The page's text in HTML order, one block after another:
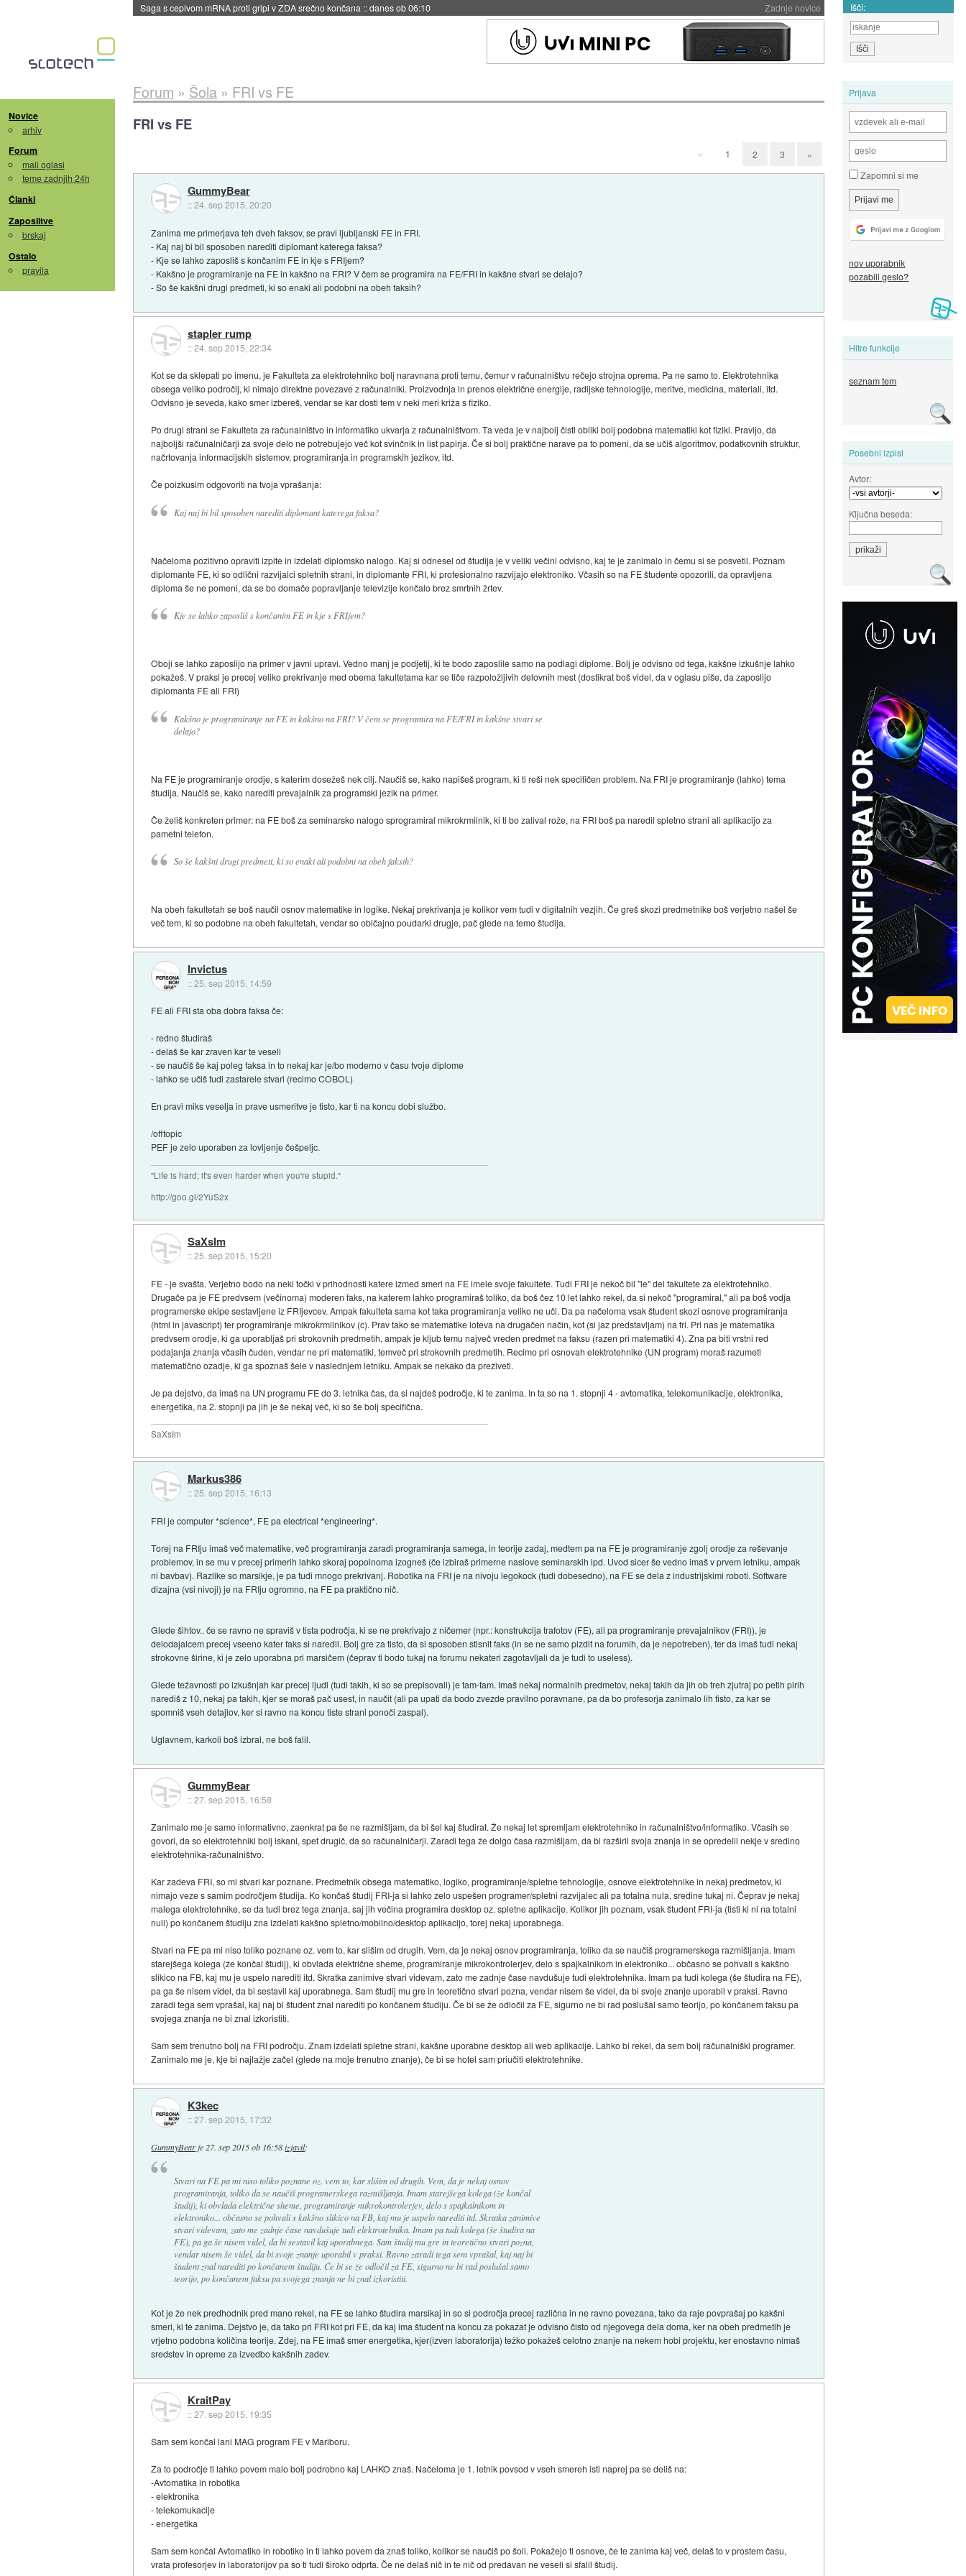
Zadnje novice
Saga s cepivom mRNA proti gripi v ZDA srečno končana ::danes ob 06:10 Išči:
Novice
arhiv
Forum
mali oglasi
teme zadnjih 24h
Članki
Zaposlitve
brskaj
Ostalo
pravila
Prijava
Zapomni si me
nov uporabnik
pozabili geslo?
Hitre funkcije
seznam tem
Posebni izpisi
Avtor:
Ključna beseda:
Forum » Šola» FRI vs FE
FRI vs FE
« 1 2 3 »
GummyBear
::24. sep 2015, 20:20
Zanima me primerjava teh dveh faksov, se pravi ljubljanski FE in FRI.
- Kaj naj bi bil sposoben narediti diplomant katerega faksa?
- Kje se lahko zaposliš s končanim FE in kje s FRIjem?
- Kakšno je programiranje na FE in kakšno na FRI? V čem se programira na FE/FRI in kakšne stvari se delajo?
- So še kakšni drugi predmeti, ki so enaki ali podobni na obeh faksih?
stapler rump
::24. sep 2015, 22:34
Kot se da sklepati po imenu, je Fakulteta za elektrotehniko bolj naravnana proti temu, čemur v računalništvu rečejo strojna oprema. Pa ne samo to. Elektrotehnika
obsega veliko področij, ki nimajo direktne povezave z računalniki. Proizvodnja in prenos električne energije, radijske tehnologije, meritve, medicina, materiali, itd.
Odvisno je seveda, kako smer izbereš, vendar se kar dosti tem v neki meri križa s fiziko.
Po drugi strani se Fakulteta za računalništvo in informatiko ukvarja z računalništvom. Ta veda je v najbolj čisti obliki bolj podobna matematiki kot fiziki. Pravijo, da
najboljši računalničarji za svoje delo ne potrebujejo več kot svinčnik in list papirja. Če si bolj praktične narave pa to pomeni, da se učiš algoritmov, podatkovnih struktur,
načrtovanja informacijskih sistemov, programiranja in programskih jezikov, itd.
Če poizkusim odgovoriti na tvoja vprašanja:
Kaj naj bi bil sposoben narediti diplomant katerega faksa?
Načeloma pozitivno opraviti izpite in izdelati diplomsko nalogo. Kaj si odnesel od študija je v veliki večini odvisno, kaj te je zanimalo in čemu si se posvetil. Poznam
diplomante FE, ki so odlični razvijalci spletnih strani, in diplomante FRI, ki profesionalno razvijajo elektroniko. Včasih so na FE študente opozorili, da opravljena
diploma še ne pomeni, da se bo domače popravljanje televizije končalo brez smrtnih žrtev.
Kje se lahko zaposliš s končanim FE in kje s FRIjem?
Oboji se lahko zaposlijo na primer v javni upravi. Vedno manj je podjetij, ki te bodo zaposlile samo na podlagi diplome. Bolj je odvisno od tega, kakšne izkušnje lahko
pokažeš. V praksi je precej veliko prekrivanje med obema fakultetama kar se tiče razpoložljivih delovnih mest (dostikrat boš videl, da v oglasu piše, da zaposlijo
diplomanta FE ali FRI)
Kakšno je programiranje na FE in kakšno na FRI? V čem se programira na FE/FRI in kakšne stvari se
delajo?
Na FE je programiranje orodje, s katerim dosežeš nek cilj. Naučiš se, kako napišeš program, ki ti reši nek specifičen problem. Na FRI je programiranje (lahko) tema
študija. Naučiš se, kako narediti prevajalnik za programski jezik na primer.
Če želiš konkreten primer: na FE boš za seminarsko nalogo sprogramiral mikrokrmilnik, ki ti bo zalival rože, na FRI boš pa naredil spletno strani ali aplikacijo za
pametni telefon.
So še kakšni drugi predmeti, ki so enaki ali podobni na obeh faksih?
Na obeh fakultetah se boš naučil osnov matematike in logike. Nekaj prekrivanja je kolikor vem tudi v digitalnih vezjih. Če greš skozi predmetnike boš verjetno našel še
več tem, ki so podobne na obeh fakultetah, vendar so običajno poudarki drugje, pač glede na temo študija.
Invictus
::25. sep 2015, 14:59
FE ali FRI sta oba dobra faksa če:
- redno študiraš
- delaš še kar zraven kar te veseli
- se naučiš še kaj poleg faksa in to nekaj kar je/bo moderno v času tvoje diplome
- lahko se učiš tudi zastarele stvari (recimo COBOL)
En pravi miks veselja in prave usmeritve je tisto, kar ti na koncu dobi službo.
/offtopic
PEF je zelo uporaben za lovljenje češpeljc.
"Life is hard; it's even harder when you're stupid."
http://goo.gl/2YuS2x
SaXsIm
::25. sep 2015, 15:20
FE - je svašta. Verjetno bodo na neki točki v prihodnosti katere izmed smeri na FE imele svoje fakultete. Tudi FRI je nekoč bil "le" del fakultete za elektrotehniko.
Drugače pa je FE predvsem (večinoma) moderen faks, na katerem lahko programiraš toliko, da boš čez 10 let lahko rekel, da si nekoč "programiral," ali pa boš vodja
programerske ekipe sestavljene iz FRIjevcev. Ampak fakulteta sama kot taka programiranja veliko ne uči. Da pa načeloma vsak študent skozi osnove programiranja
(html in javascript) ter programiranje mikrokrmilnikov (c). Prav tako se matematike loteva na drugačen način, kot (si jaz predstavljam) na fri. Pri nas je matematika
predvsem orodje, ki ga uporabljaš pri strokovnih predmetih, ampak je kljub temu največ vreden predmet na faksu (razen pri matematiki 4). Zna pa biti vrstni red
podajanja znanja včasih čuden, vendar ne pri matematiki, temveč pri strokovnih predmetih. Recimo pri osnovah elektrotehnike (UN program) moraš razumeti
matematično ozadje, ki ga spoznaš šele v naslednjem letniku. Ampak se nekako da preživeti.
Je pa dejstvo, da imaš na UN programu FE do 3. letnika čas, da si najdeš področje, ki te zanima. In ta so na 1. stopnji 4 - avtomatika, telekomunikacije, elektronika,
energetika, na 2. stopnji pa jih je še nekaj več, ki so še bolj specifična.
SaXsIm
Markus386
::25. sep 2015, 16:13
FRI je computer *science*, FE pa electrical *engineering*.
Torej na FRIju imaš več matematike, več programiranja zaradi programiranja samega, in teorije zadaj, medtem pa na FE je programiranje zgolj orodje za reševanje
problemov, in se mu v precej primerih lahko skoraj popolnoma izogneš (če izbiraš primerne naslove seminarskih ipd. Uvod sicer še vedno imaš v prvem letniku, ampak
ni bavbav). Razlike so marsikje, je pa tudi mnogo prekrivanj. Robotika na FRI je na nivoju legokock (tudi dobesedno), na FE se dela z industrijskimi roboti. Software
dizajna (vsi nivoji) je na FRIju ogromno, na FE pa praktično nič.
Glede šihtov.. če se ravno ne spraviš v tista področja, ki se ne prekrivajo z ničemer (npr.: konstrukcija trafotov (FE), ali pa programiranje prevajalnikov (FRI)), je
delodajalcem precej vseeno kater faks si naredil. Bolj gre za tisto, da si sposoben stisnit faks (in se ne samo pizdit na forumih, da je nepotreben), ter da imaš tudi nekaj
strokovne širine, ki je zelo uporabna pri marsičem (čeprav ti bodo tukaj na forumu nekateri zagotavljali da je tudi to useless).
Glede težavnosti po izkušnjah kar precej ljudi (tudi takih, ki so se prepisovali) je tam-tam. Imaš nekaj normalnih predmetov, nekaj takih da jih ob treh zjutraj po petih pirih
narediš z 10, nekaj pa takih, kjer se moraš pač usest, in naučit (ali pa upati da bodo zvezde pravilno poravnane, pa da bo profesorja zanimalo lih tisto, za kar se
spomniš vseh detajlov, ker si ravno na koncu tiste strani ponoči zaspal).
Uglavnem, karkoli boš izbral, ne boš falil.
GummyBear
::27. sep 2015, 16:58
Zanimalo me je samo informativno, zaenkrat pa še ne razmišljam, da bi šel kaj študirat. Že nekaj let spremljam elektrotehniko in računalništvo/informatiko. Včasih se
govori, da so elektrotehniki bolj iskani, spet drugič, da so računalničarji. Zaradi tega že dolgo časa razmišljam, da bi razširil svoja znanja in se opredelil nekje v sredino
elektrotehnika-računalništvo.
Kar zadeva FRI, so mi stvari kar poznane. Predmetnik obsega matematiko, logiko, programiranje/spletne tehnologije, osnove elektrotehnike in nekaj predmetov, ki
nimajo veze s samim področjem študija. Ko končaš študij FRI-ja si lahko zelo uspešen programer/spletni razvijalec ali pa totalna nula, sredine tukaj ni. Čeprav je nekaj
malega elektrotehnike, se da tudi brez tega znanja, saj jih večina programira desktop oz. spletne aplikacije. Kolikor jih poznam, vsak študent FRI-ja (tisti ki ni na totalni
nuli) po končanem študiju zna izdelati kakšno spletno/mobilno/desktop aplikacijo, torej nekaj uporabnega.
Stvari na FE pa mi niso toliko poznane oz. vem to, kar slišim od drugih. Vem, da je nekaj osnov programiranja, toliko da se naučiš programerskega razmišljanja. Imam
starejšega kolega (že končal študij), ki obvlada električne sheme, programiranje mikrokontrolerjev, delo s spajkalnikom in elektroniko... občasno se pohvali s kakšno
slikico na FB, kaj mu je uspelo narediti itd. Skratka zanimive stvari videvam, zato me zadnje čase navdušuje tudi elektrotehnika. Imam pa tudi kolega (še študira na FE),
pa ga še nisem videl, da bi sestavil kaj uporabnega. Sam študij mu gre in teoretično stvari pozna, vendar nisem še videl, da bi svoje znanje uporabil v praksi. Ravno
zaradi tega sem vprašal, kaj naj bi študent znal narediti po končanem študiju. Če bi se že odločil za FE, sigurno ne bi rad poslušal samo teorijo, po končanem faksu pa
svojega znanja ne bi znal izkoristiti.
Sam sem trenutno bolj na FRI področju. Znam izdelati spletne strani, kakšne uporabne desktop ali web aplikacije. Lahko bi rekel, da sem bolj računalniški programer.
Zanimalo me je, kje bi najlažje začel (glede na moje trenutno znanje), če bi se hotel sam priučiti elektrotehnike.
K3kec
::27. sep 2015, 17:32
GummyBear je 27. sep 2015 ob 16:58 izjavil:
Stvari na FE pa mi niso toliko poznane oz. vem to, kar slišim od drugih. Vem, da je nekaj osnov
programiranja, toliko da se naučiš programerskega razmišljanja. Imam starejšega kolega (že končal
študij), ki obvlada električne sheme, programiranje mikrokontrolerjev, delo s spajkalnikom in
elektroniko... občasno se pohvali s kakšno slikico na FB, kaj mu je uspelo narediti itd. Skratka zanimive
stvari videvam, zato me zadnje čase navdušuje tudi elektrotehnika. Imam pa tudi kolega (še študira na
FE), pa ga še nisem videl, da bi sestavil kaj uporabnega. Sam študij mu gre in teoretično stvari pozna,
vendar nisem še videl, da bi svoje znanje uporabil v praksi. Ravno zaradi tega sem vprašal, kaj naj bi
študent znal narediti po končanem študiju. Če bi se že odločil za FE, sigurno ne bi rad poslušal samo
teorijo, po končanem faksu pa svojega znanja ne bi znal izkoristiti.
Kot je že nek predhodnik pred mano rekel, na FE se lahko študira marsikaj in so si področja precej različna in ne ravno povezana, tako da raje povprašaj po kakšni
smeri, ki te zanima. Dejstvo je, da tako pri FRI kot pri FE, da kaj ima študent na koncu za pokazat je odvisno čisto od njegovega dela doma, ker na obeh predmetih je
vrjetno podobna količina teorije. Zdej, na FE imaš smer energetika, kjer(izven laboratorija) težko pokažeš celotno znanje na nekem hobi projektu, ker enostavno nimaš
sredstev in opreme za izvedbo kakšnih zadev.
KraitPay
::27. sep 2015, 19:35
Sam sem končal lani MAG program FE v Mariboru.
Za to področje ti lahko povem malo bolj podrobno kaj LAHKO znaš. Načeloma je 1. letnik povsod v vseh smereh isti naprej pa se deliš na:
-Avtomatika in robotika
- elektronika
- telekomukacije
- energetika
Sam sem končal Avtomatiko in robotiko in ti lahko povem da znaš toliko, kolikor se naučiš po šoli. Pokažejo ti osnove, če te zanima kaj več, delaš to v prostem času,
vrata profesorjev in laboratorijov pa so ti tudi široko odprta. Če ne delaš nič in te nič od predavan ne veseli si sfalil študij.